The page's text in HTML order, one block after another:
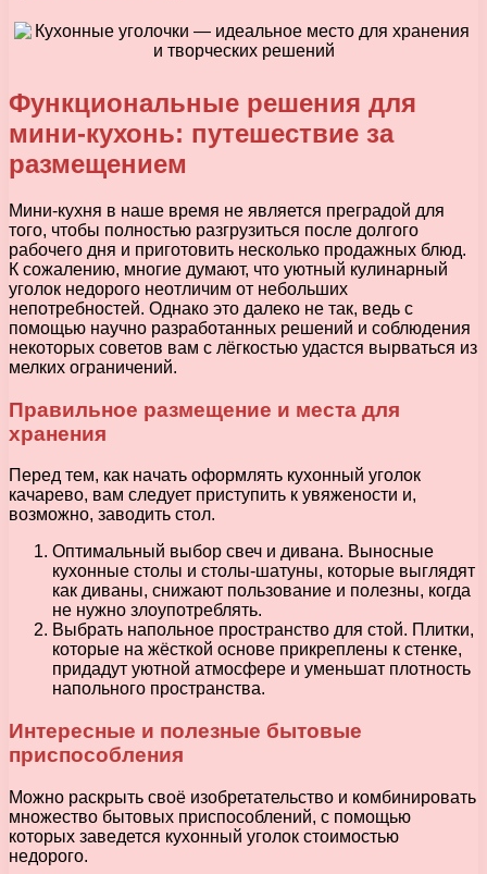
Функциональные решения для
мини-кухонь: путешествие за
размещением
Мини-кухня в наше время не является преградой для
того, чтобы полностью разгрузиться после долгого
рабочего дня и приготовить несколько продажных блюд.
К сожалению, многие думают, что уютный кулинарный
уголок недорого неотличим от небольших
непотребностей. Однако это далеко не так, ведь с
помощью научно разработанных решений и соблюдения
некоторых советов вам с лёгкостью удастся вырваться из
мелких ограничений.
Правильное размещение и места для
хранения
Перед тем, как начать оформлять кухонный уголок
качарево, вам следует приступить к увяжености и,
возможно, заводить стол.
Оптимальный выбор свеч и дивана. Выносные
кухонные столы и столы-шатуны, которые выглядят
как диваны, снижают пользование и полезны, когда
не нужно злоупотреблять.
Выбрать напольное пространство для стой. Плитки,
которые на жёсткой основе прикреплены к стенке,
придадут уютной атмосфере и уменьшат плотность
напольного пространства.
Интересные и полезные бытовые
приспособления
Можно раскрыть своё изобретательство и комбинировать
множество бытовых приспособлений, с помощью
которых заведется кухонный уголок стоимостью
недорого.